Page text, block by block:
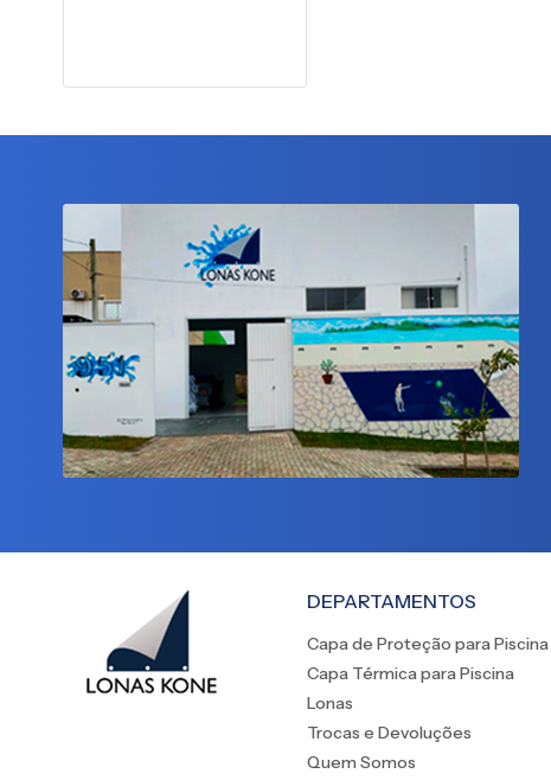
DEPARTAMENTOS
Capa de Proteção para Piscina
Capa Térmica para Piscina
Lonas
Trocas e Devoluções
Quem Somos